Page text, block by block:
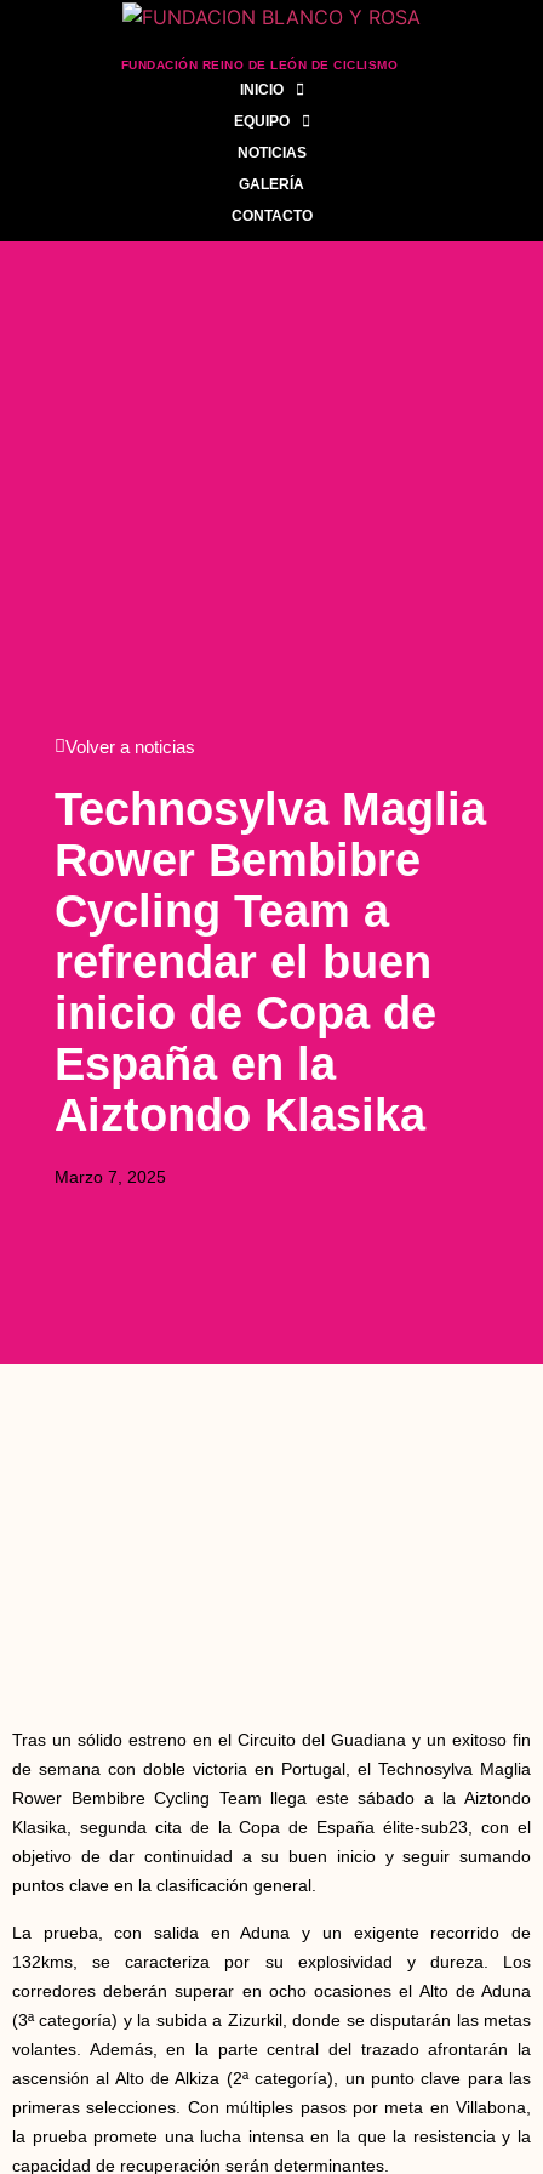
FUNDACIÓN REINO DE LEÓN DE CICLISMO
INICIO
EQUIPO
NOTICIAS
GALERÍA
CONTACTO
Volver a noticias
Technosylva Maglia
Rower Bembibre
Cycling Team a
refrendar el buen
inicio de Copa de
España en la
Aiztondo Klasika
Marzo 7, 2025
Tras un sólido estreno en el Circuito del Guadiana y un exitoso fin
de semana con doble victoria en Portugal, el Technosylva Maglia
Rower Bembibre Cycling Team llega este sábado a la Aiztondo
Klasika, segunda cita de la Copa de España élite-sub23, con el
objetivo de dar continuidad a su buen inicio y seguir sumando
puntos clave en la clasificación general.
La prueba, con salida en Aduna y un exigente recorrido de
132kms, se caracteriza por su explosividad y dureza. Los
corredores deberán superar en ocho ocasiones el Alto de Aduna
(3ª categoría) y la subida a Zizurkil, donde se disputarán las metas
volantes. Además, en la parte central del trazado afrontarán la
ascensión al Alto de Alkiza (2ª categoría), un punto clave para las
primeras selecciones. Con múltiples pasos por meta en Villabona,
la prueba promete una lucha intensa en la que la resistencia y la
capacidad de recuperación serán determinantes.